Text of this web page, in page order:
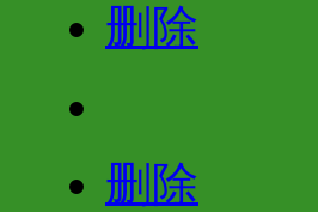
删除
删除